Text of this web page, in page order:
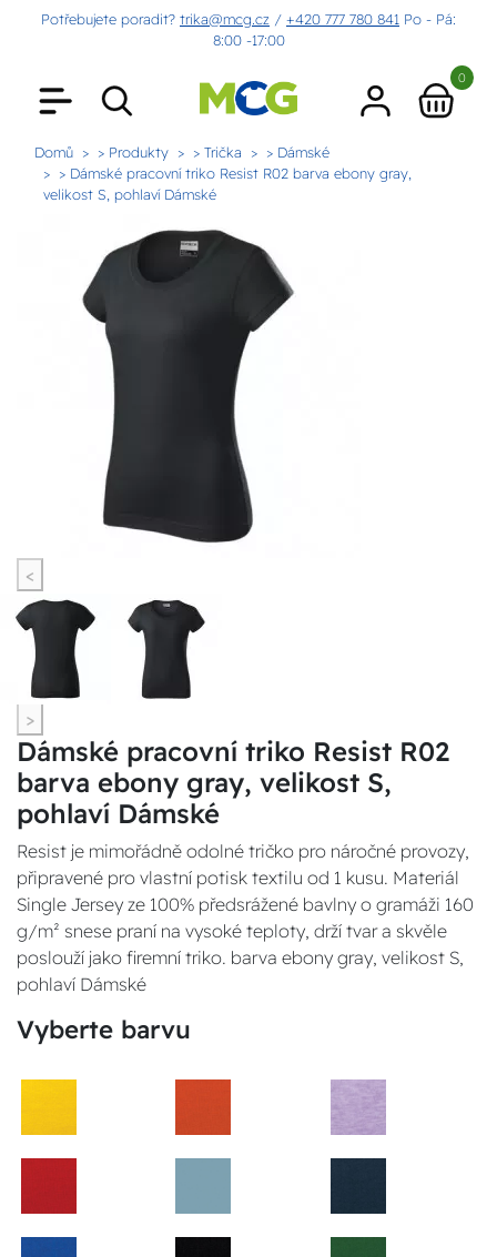
Potřebujete poradit? trika@mcg.cz / +420 777 780 841 Po - Pá:
8:00 -17:00
0
Domů > Produkty > Trička
> Dámské
> Dámské pracovní triko Resist R02 barva ebony gray,
velikost S, pohlaví Dámské
<
>
Dámské pracovní triko Resist R02
barva ebony gray, velikost S,
pohlaví Dámské
Resist je mimořádně odolné tričko pro náročné provozy,
připravené pro vlastní potisk textilu od 1 kusu. Materiál
Single Jersey ze 100% předsrážené bavlny o gramáži 160
g/m² snese praní na vysoké teploty, drží tvar a skvěle
poslouží jako firemní triko. barva ebony gray, velikost S,
pohlaví Dámské
Vyberte barvu